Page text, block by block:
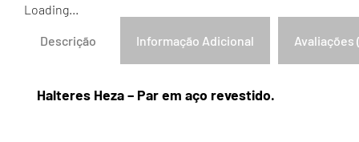
Loading...
Descrição Informação Adicional Avaliações
Halteres Heza – Par em aço revestido.